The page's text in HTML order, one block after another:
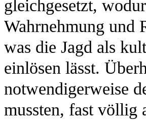
gleichgesetzt,
Wahrnehmung und
was die Jagd als
einlösen lässt.
notwendigerweise
mussten, fast völlig